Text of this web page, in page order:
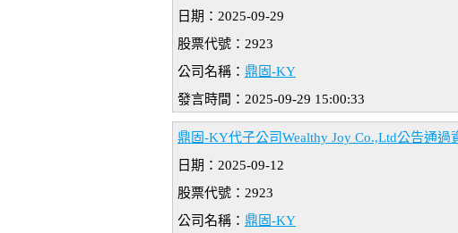
日期：2025-09-29
股票代號：2923
公司名稱： 鼎固-KY
發言時間：2025-09-29 15:00:33
鼎固-KY代子公司Wealthy Joy Co.,Ltd公告通過
日期：2025-09-12
股票代號：2923
公司名稱： 鼎固-KY